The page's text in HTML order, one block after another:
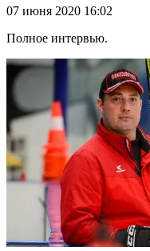
07 июня 2020 16:02
Полное интервью.